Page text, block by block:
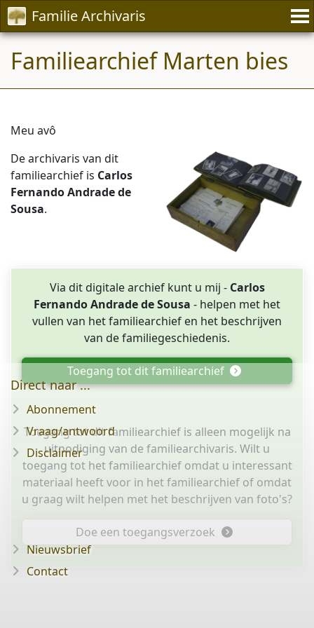
Familie Archivaris
Familiearchief Marten bies
Meu avô
De archivaris van dit
familiearchief is Carlos
Fernando Andrade de
Sousa.
Via dit digitale archief kunt u mij - Carlos
Fernando Andrade de Sousa - helpen met het
vullen van het familiearchief en het beschrijven
van de familiegeschiedenis.
Toegang tot dit familiearchief
Toegang tot dit familiearchief is alleen mogelijk na
uitnodiging van de familiearchivaris. Wilt u
toegang tot het familiearchief omdat u interessant
materiaal heeft voor in het familiearchief of omdat
u graag wilt helpen met het beschrijven van foto's?
Doe een toegangsverzoek
Direct naar ...
Abonnement
Vraag/antwoord
Disclaimer
Nieuwsbrief
Contact